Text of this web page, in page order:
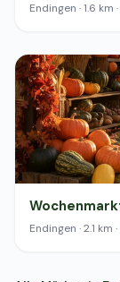
Endingen · 1.6 km
Endingen · 2.1